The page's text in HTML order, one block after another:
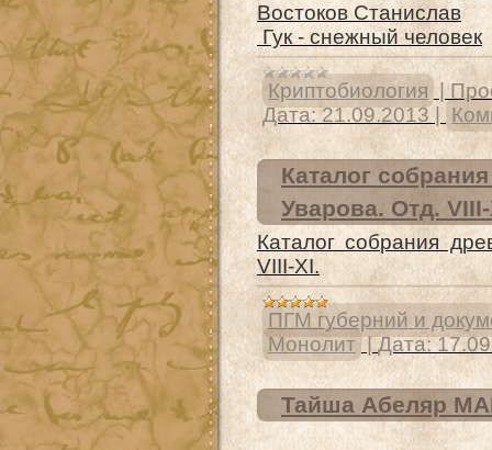
Востоков Станислав
Гук - снежный человек
Криптобиология |
Дата: 21.09.2013
Каталог
Уварова. Отд.
Каталог собрания
VIII-XI.
ПГМ губерний и
Монолит |Дата:
Тайша Абеляр